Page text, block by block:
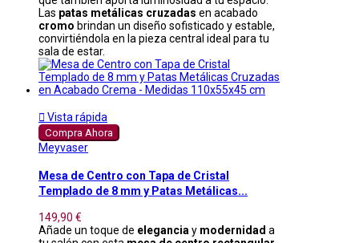
Las patas metálicas cruzadas en acabado
cromo brindan un diseño sofisticado y estable,
convirtiéndola en la pieza central ideal para tu
sala de estar.
 Vista rápida
Compra Ahora
Meyvaser
Mesa de Centro con Tapa de Cristal
Templado de 8 mm y Patas Metálicas...
149,90 €
Añade un toque de elegancia y modernidad a